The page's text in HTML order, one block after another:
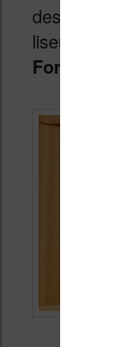
design a
liseuse
Forma